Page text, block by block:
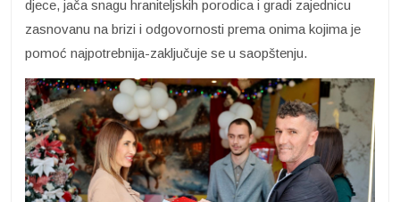
djece, jača snagu hraniteljskih porodica i gradi zajednicu
zasnovanu na brizi i odgovornosti prema onima kojima je
pomoć najpotrebnija-zaključuje se u saopštenju.